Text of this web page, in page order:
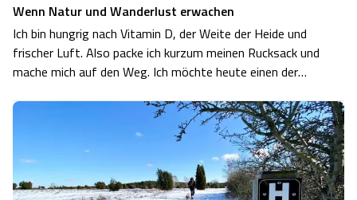
Wenn Natur und Wanderlust erwachen
Ich bin hungrig nach Vitamin D, der Weite der Heide und
frischer Luft. Also packe ich kurzum meinen Rucksack und
mache mich auf den Weg. Ich möchte heute einen der
bewandern. So kann ich das Auto einfach auf einem
Wanderparkplatz abstellen und mir …